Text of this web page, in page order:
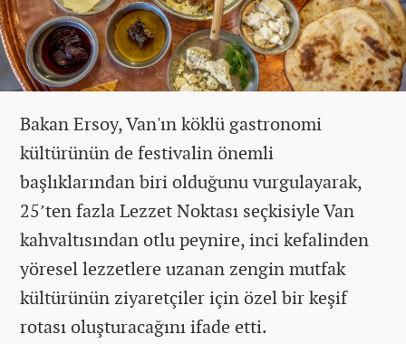
Bakan Ersoy, Van'ın köklü gastronomi
kültürünün de festivalin önemli
başlıklarından biri olduğunu vurgulayarak,
25’ten fazla Lezzet Noktası seçkisiyle Van
kahvaltısından otlu peynire, inci kefalinden
yöresel lezzetlere uzanan zengin mutfak
kültürünün ziyaretçiler için özel bir keşif
rotası oluşturacağını ifade etti.